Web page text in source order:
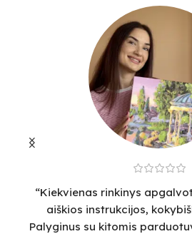
18
“Kiekvienas rinkinys
aiškios instrukcijos,
Palyginus su kitomis